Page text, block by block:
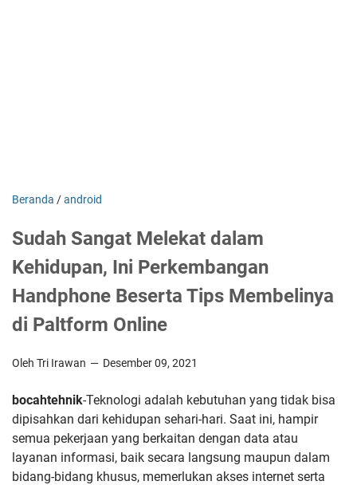
Beranda /android
Sudah Sangat Melekat dalam
Kehidupan, Ini Perkembangan
Handphone Beserta Tips Membelinya
di Paltform Online
Oleh Tri Irawan Desember 09, 2021
bocahtehnik-Teknologi adalah kebutuhan yang tidak bisa
dipisahkan dari kehidupan sehari-hari. Saat ini, hampir
semua pekerjaan yang berkaitan dengan data atau
layanan informasi, baik secara langsung maupun dalam
bidang-bidang khusus, memerlukan akses internet serta